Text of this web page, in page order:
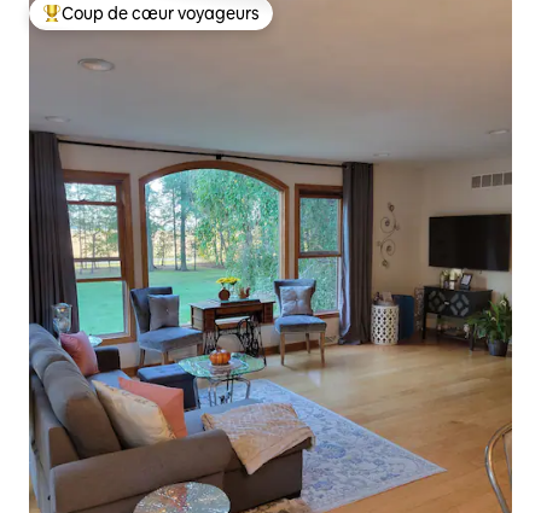
Coup de cœur voyageurs parmi les plus aimés
Coup de cœur voyageurs